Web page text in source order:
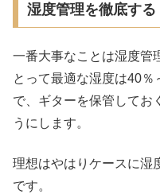
湿度管理を徹底する
一番大事なことは湿度管
とって最適な湿度は40
で、ギターを保管してお
うにします。
理想はやはりケースに湿
です。